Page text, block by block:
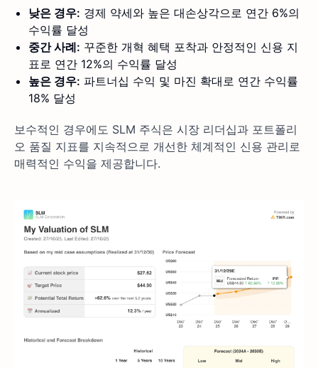
낮은 경우: 경제 약세와 높은 대손상각으로 연간 6%의
수익률 달성
중간 사례: 꾸준한 개혁 혜택 포착과 안정적인 신용 지
표로 연간 12%의 수익률 달성
높은 경우: 파트너십 수익 및 마진 확대로 연간 수익률
18% 달성
보수적인 경우에도 SLM 주식은 시장 리더십과 포트폴리
오 품질 지표를 지속적으로 개선한 체계적인 신용 관리로
매력적인 수익을 제공합니다.